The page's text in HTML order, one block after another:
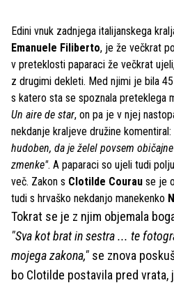
Edini vnuk zadnjega italijanskega
Emanuele Filiberto, je že večkrat
v preteklosti paparaci že večkrat
z drugimi dekleti. Med njimi je bila
s katero sta se spoznala preteklega
Un aire de star, on pa je v njej
nekdanje kraljeve družine komentiral:
hudoben, da je želel povsem
zmenke". A paparaci so ujeli tudi
več. Zakon s Clotilde Courau se je
tudi s hrvaško nekdanjo manekenko
Tokrat se je z njim objemala
"Sva kot brat in sestra ... te
mojega zakona," se znova
bo Clotilde postavila pred vrata,